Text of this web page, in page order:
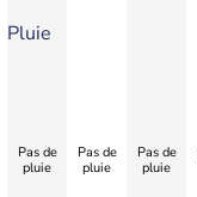
Pluie
Pas de
pluie
Pas de
pluie
Pas de
pluie